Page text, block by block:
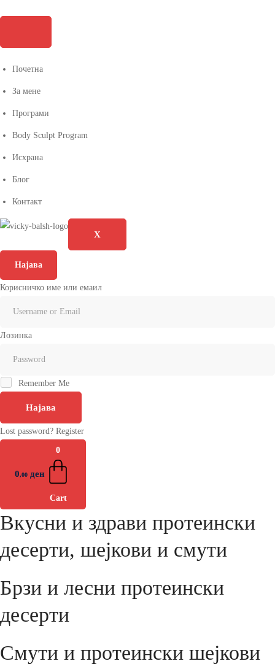
Почетна
За мене
Програми
Body Sculpt Program
Исхрана
Блог
Контакт
X
Најава
Корисничко име или емаил
Лозинка
Remember Me
Најава
Lost password? Register
0,00 ден
0
Cart
Вкусни и здрави протеински
десерти, шејкови и смути
Брзи и лесни протеински
десерти
Смути и протеински шејкови